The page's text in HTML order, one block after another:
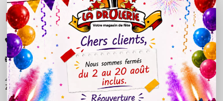
LÉGAL 
+33 (0)4 50 40 81 00
contact@ladrolerie.fr
38 Rue de la Maladière
Z.A de la maladiere 01210 Ornex